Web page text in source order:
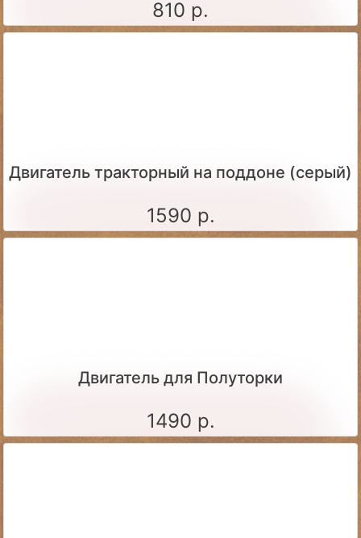
810 р.
Двигатель тракторный на поддоне (серый)
1590 р.
Двигатель для Полуторки
1490 р.